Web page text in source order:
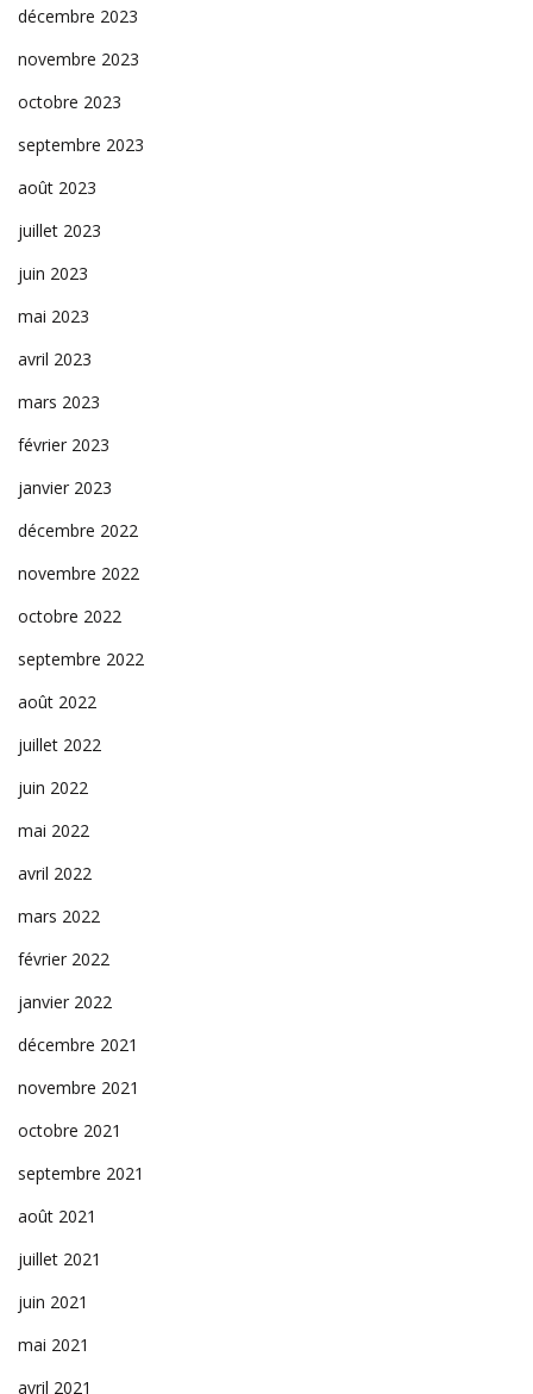
décembre 2023
novembre 2023
octobre 2023
septembre 2023
août 2023
juillet 2023
juin 2023
mai 2023
avril 2023
mars 2023
février 2023
janvier 2023
décembre 2022
novembre 2022
octobre 2022
septembre 2022
août 2022
juillet 2022
juin 2022
mai 2022
avril 2022
mars 2022
février 2022
janvier 2022
décembre 2021
novembre 2021
octobre 2021
septembre 2021
août 2021
juillet 2021
juin 2021
mai 2021
avril 2021